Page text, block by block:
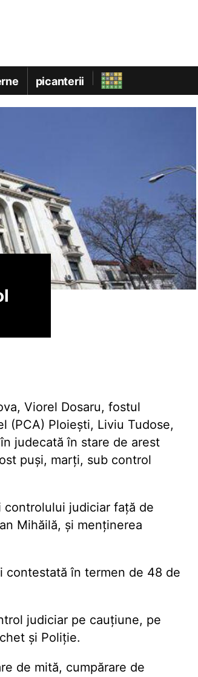
picanterii
Viorel Dosaru, fostul
(PCA) Ploiești, Liviu Tudose,
judecată în stare de arest
puși, marți, sub control
controlului judiciar față de
Mihăilă, și menținerea
contestată în termen de 48 de
judiciar pe cauțiune, pe
și Poliție.
de mită, cumpărare de